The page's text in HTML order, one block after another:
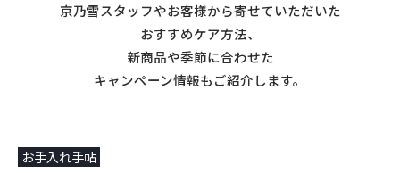
京乃雪スタッフやお客様から寄せていただいた
おすすめケア方法、
新商品や季節に合わせた
キャンペーン情報もご紹介します。
お手入れ手帖